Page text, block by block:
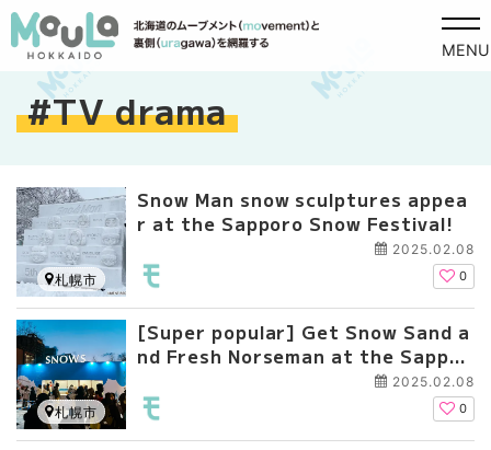
MENU
TV drama
Snow Man snow sculptures appea
r at the Sapporo Snow Festival!
2025.02.08
0
札幌市
[Super popular] Get Snow Sand a
nd Fresh Norseman at the Sappor
2025.02.08
0
札幌市